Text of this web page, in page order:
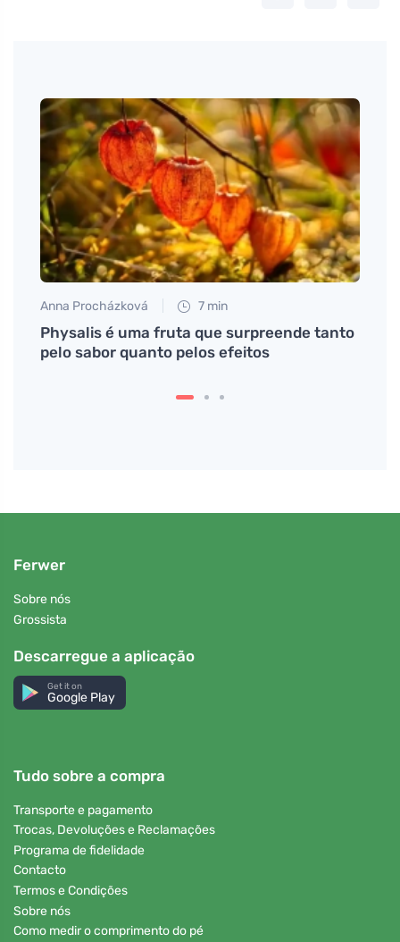
Anna Procházková 7 min
Physalis é uma fruta que surpreende tanto
pelo sabor quanto pelos efeitos
Ferwer
Sobre nós
Grossista
Descarregue a aplicação
Get it on
Google Play
Tudo sobre a compra
Transporte e pagamento
Trocas, Devoluções e Reclamações
Programa de fidelidade
Contacto
Termos e Condições
Sobre nós
Como medir o comprimento do pé